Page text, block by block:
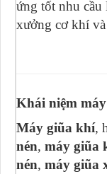
ứng tốt nhu
xưởng cơ khí
Khái niệm
Máy giũa khí,
nén, máy giũa
nén, máy giũa